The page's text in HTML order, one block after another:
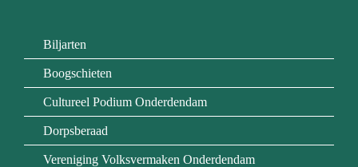
Biljarten
Boogschieten
Cultureel Podium Onderdendam
Dorpsberaad
Vereniging Volksvermaken Onderdendam